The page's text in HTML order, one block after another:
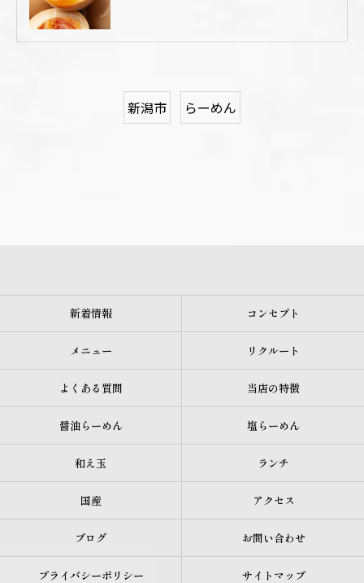
新潟市 らーめん
新着情報 コンセプト
メニュー リクルート
よくある質問 当店の特徴
醤油らーめん 塩らーめん
和え玉 ランチ
国産 アクセス
ブログ お問い合わせ
プライバシーポリシー サイトマップ